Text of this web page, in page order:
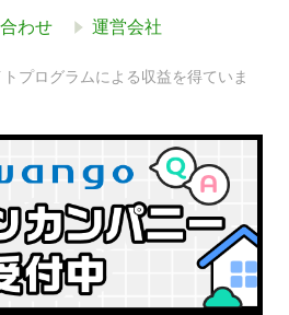
わせ 運営会社
プログラムによる収益を得ていま